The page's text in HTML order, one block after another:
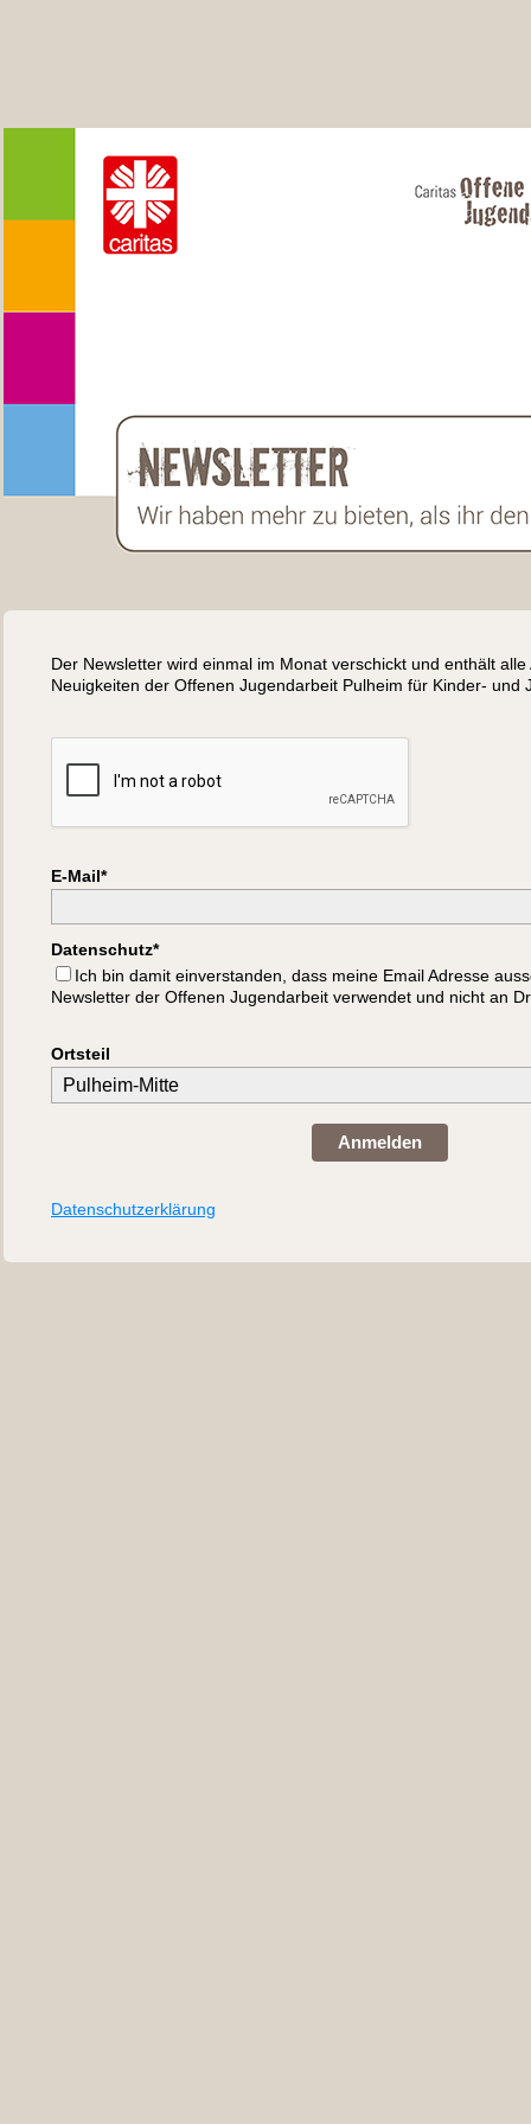
Der Newsletter wird einmal im Monat verschickt und enthält
Neuigkeiten der Offenen Jugendarbeit Pulheim für Kinder- und
E-Mail*
Datenschutz*
Ich bin damit einverstanden, dass meine Email Adresse
Newsletter der Offenen Jugendarbeit verwendet und nicht an
Ortsteil
Anmelden
Datenschutzerklärung